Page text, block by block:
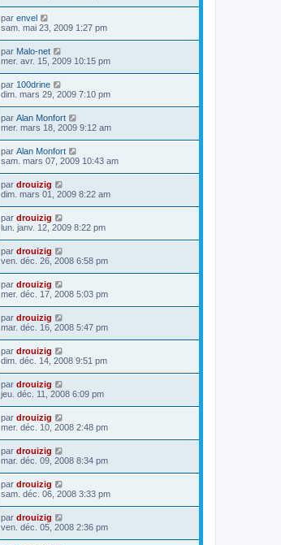
par envel
sam. mai 23, 2009 1:27 pm
par Malo-net
mer. avr. 15, 2009 10:15 pm
par 100drine
dim. mars 29, 2009 7:10 pm
par Alan Monfort
mer. mars 18, 2009 9:12 am
par Alan Monfort
sam. mars 07, 2009 10:43 am
par drouizig
dim. mars 01, 2009 8:22 am
par drouizig
lun. janv. 12, 2009 8:22 pm
par drouizig
ven. déc. 26, 2008 6:58 pm
par drouizig
mer. déc. 17, 2008 5:03 pm
par drouizig
mar. déc. 16, 2008 5:47 pm
par drouizig
dim. déc. 14, 2008 9:51 pm
par drouizig
jeu. déc. 11, 2008 6:09 pm
par drouizig
mer. déc. 10, 2008 2:48 pm
par drouizig
mar. déc. 09, 2008 8:34 pm
par drouizig
sam. déc. 06, 2008 3:33 pm
par drouizig
ven. déc. 05, 2008 2:36 pm